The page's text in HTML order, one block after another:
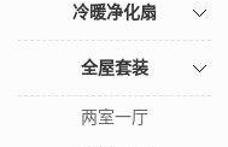
冷暖净化扇
全屋套装
两室一厅